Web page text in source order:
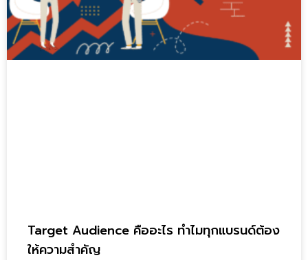
Target Audience คืออะไร ทำไมทุกแบรนด์ต้อง
ให้ความสำคัญ